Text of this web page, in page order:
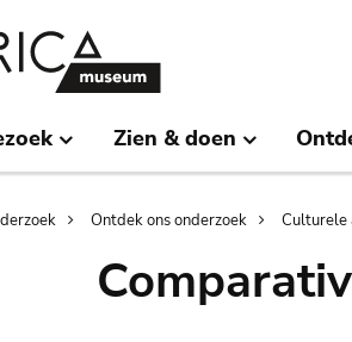
Zien & doen
Ontdek ons onderzoek Culturele